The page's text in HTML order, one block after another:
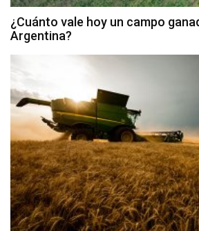
¿Cuánto vale hoy un campo
Argentina?